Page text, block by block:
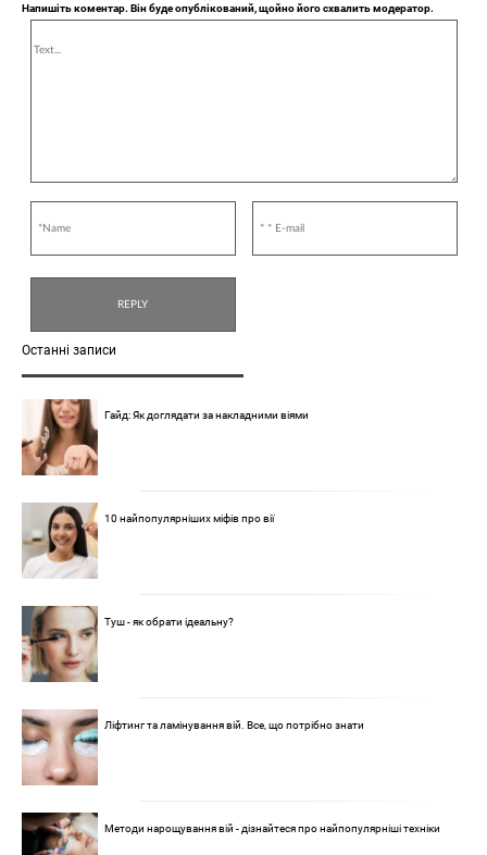
Напишіть коментар. Він буде опублікований, щойно його схвалить модератор.
Останні записи
Гайд: Як доглядати за накладними віями
10 найпопулярніших міфів про вії
Туш - як обрати ідеальну?
Ліфтинг та ламінування вій. Все, що потрібно знати
Методи нарощування вій - дізнайтеся про найпопулярніші техніки